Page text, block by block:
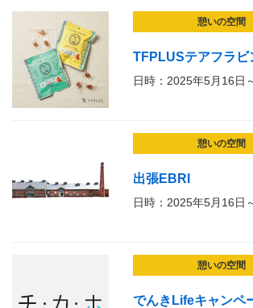
憩いの空間
TFPLUSテアフラ
日時：2025年5月16日
憩いの空間
出張EBRI
日時：2025年5月16日
憩いの空間
でんきLifeキャンペ